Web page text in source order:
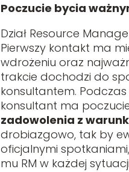
Poczucie bycia
Dział Resource
Pierwszy kontakt ma
wdrożeniu oraz
trakcie dochodzi do
konsultantem.
konsultant ma
zadowolenia z
drobiazgowo, tak by
oficjalnymi
mu RM w każdej